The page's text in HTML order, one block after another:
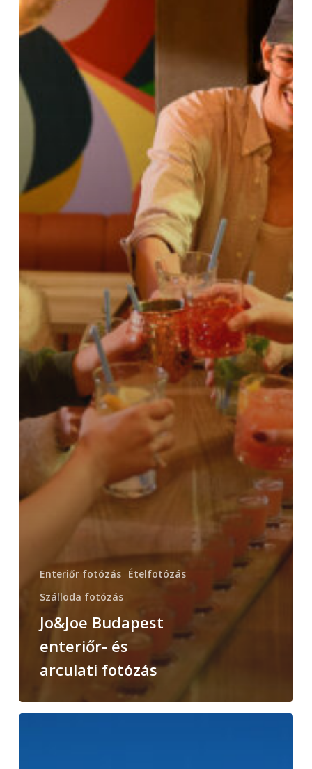
Enteriőr fotózás Ételfotózás
Szálloda fotózás
Jo&Joe Budapest
enteriőr- és
arculati fotózás